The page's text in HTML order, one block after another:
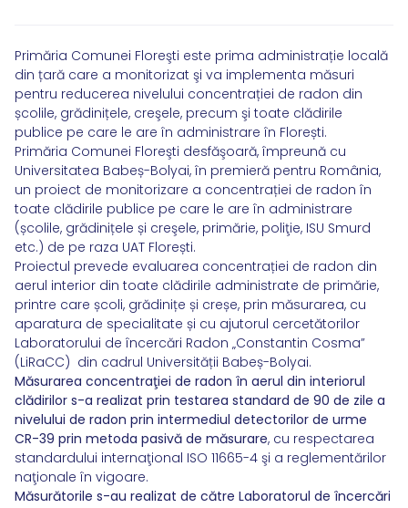
Primăria Comunei Floreşti este prima administrație locală
din țară care a monitorizat şi va implementa măsuri
pentru reducerea nivelului concentrației de radon din
școlile, grădinițele, creşele, precum şi toate clădirile
publice pe care le are în administrare în Florești.
Primăria Comunei Floreşti desfăşoară, împreună cu
Universitatea Babeș-Bolyai, în premieră pentru România,
un proiect de monitorizare a concentrației de radon în
toate clădirile publice pe care le are în administrare
(școlile, grădinițele și creşele, primărie, poliţie, ISU Smurd
etc.) de pe raza UAT Florești.
Proiectul prevede evaluarea concentrației de radon din
aerul interior din toate clădirile administrate de primărie,
printre care școli, grădinițe și creșe, prin măsurarea, cu
aparatura de specialitate și cu ajutorul cercetătorilor
Laboratorului de încercări Radon „Constantin Cosma”
(LiRaCC) din cadrul Universității Babeș-Bolyai.
Măsurarea concentraţiei de radon în aerul din interiorul
clădirilor s-a realizat prin testarea standard de 90 de zile a
nivelului de radon prin intermediul detectorilor de urme
CR-39 prin metoda pasivă de măsurare, cu respectarea
standardului internaţional ISO 11665-4 şi a reglementărilor
naţionale în vigoare.
Măsurătorile s-au realizat de către Laboratorul de încercări